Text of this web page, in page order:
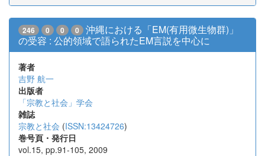
246 0 0 0
沖縄における「EM(有用微生物群)」
の受容 : 公的領域で語られたEM言説を中心に
著者
吉野 航一
出版者
「宗教と社会」学会
雑誌
宗教と社会 (ISSN:13424726)
巻号頁・発行日
vol.15, pp.91-105, 2009